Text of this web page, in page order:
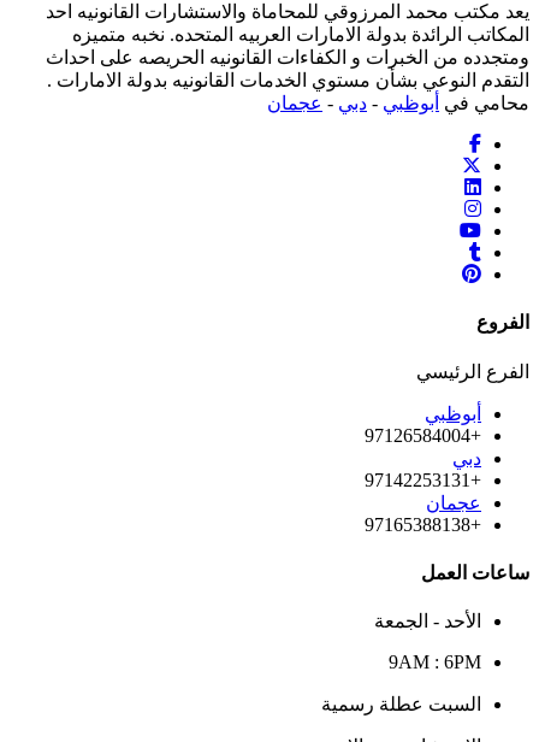
يعد مكتب محمد المرزوقي للمحاماة والاستشارات القانونيه احد
المكاتب الرائدة بدولة الامارات العربيه المتحده. نخبه متميزه
ومتجدده من الخبرات و الكفاءات القانونيه الحريصه على احداث
التقدم النوعي بشأن مستوي الخدمات القانونيه بدولة الامارات .
محامي في أبوظبي - دبي - عجمان
الفروع
الفرع الرئيسي
أبوظبي
+97126584004
دبي
+97142253131
عجمان
+97165388138
ساعات العمل
الأحد - الجمعة
9AM : 6PM
السبت عطلة رسمية